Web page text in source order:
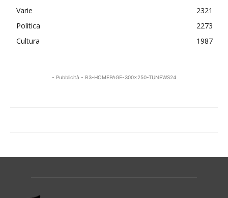
Varie
2321
Politica
2273
Cultura
1987
- Pubblicità - B3-HOMEPAGE-300x250-TUNEWS24